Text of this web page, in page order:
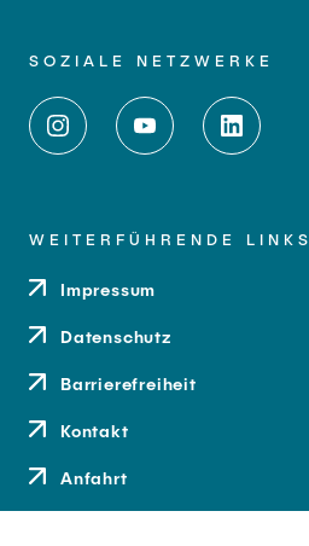
SOZIALE NETZWERKE
WEITERFÜHRENDE LINKS
Impressum
Datenschutz
Barrierefreiheit
Kontakt
Anfahrt